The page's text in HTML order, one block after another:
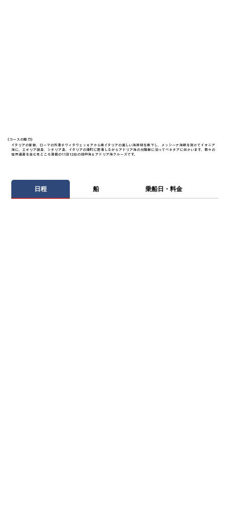
《​コースの魅力》
イタリアの首都、ローマの外港チヴィタヴェッキアから南イタリアの美しい海岸線を南下し、メッシーナ海峡を抜けてイオニア
海に。エオリア諸島、シチリア島、イタリアの港町に寄港しながらアドリア海の大陸側に沿ってベネチアに向かいます。数々の
世界遺産を含む見どころ満載の11泊12日の地中海＆アドリア海クルーズです。
日程 船 乗船日・料金